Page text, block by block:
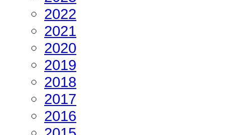
2022
2021
2020
2019
2018
2017
2016